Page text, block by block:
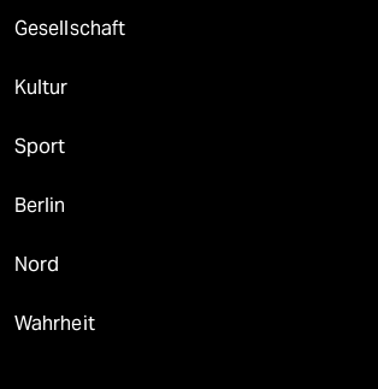
Gesellschaft
Kultur
Sport
Berlin
Nord
Wahrheit